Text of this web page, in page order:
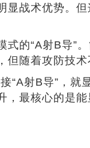
战术优势。
的“A射B导”
随着攻防技
“A射B导”，
最核心的是